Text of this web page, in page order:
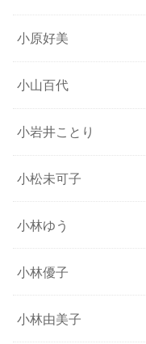
小原好美
小山百代
小岩井ことり
小松未可子
小林ゆう
小林優子
小林由美子